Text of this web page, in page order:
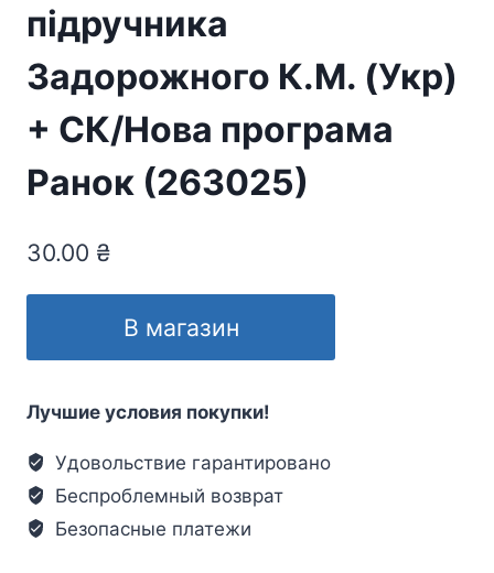
підручника
Задорожного К.М. (Укр)
+ СК/Нова програма
Ранок (263025)
30.00 ₴
В магазин
Лучшие условия покупки!
Удовольствие гарантировано
Беспроблемный возврат
Безопасные платежи